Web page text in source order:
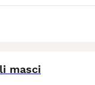
masci